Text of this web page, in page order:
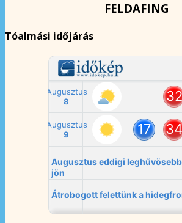
FELDAFING
Tóalmási időjárás